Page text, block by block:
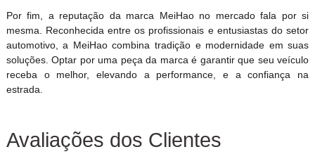
Por fim, a reputação da marca MeiHao no mercado fala por si
mesma. Reconhecida entre os profissionais e entusiastas do setor
automotivo, a MeiHao combina tradição e modernidade em suas
soluções. Optar por uma peça da marca é garantir que seu veículo
receba o melhor, elevando a performance, e a confiança na
estrada.
Avaliações dos Clientes